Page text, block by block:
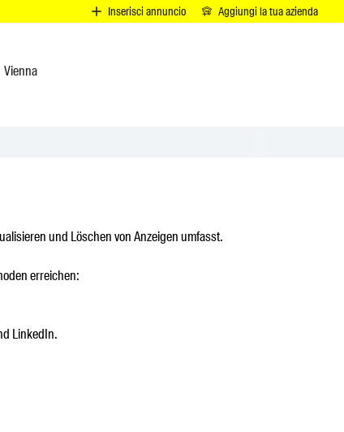
Inserisci annuncio Aggiungi la tua azienda
Vienna
und Löschen von Anzeigen umfasst.
erreichen:
LinkedIn.